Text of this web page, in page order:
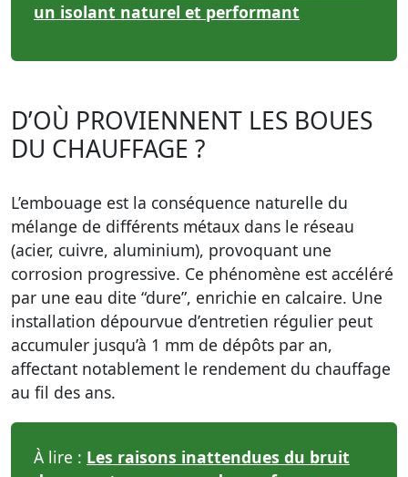
un isolant naturel et performant
D’OÙ PROVIENNENT LES BOUES
DU CHAUFFAGE ?
L’embouage est la conséquence naturelle du
mélange de différents métaux dans le réseau
(acier, cuivre, aluminium), provoquant une
corrosion progressive. Ce phénomène est accéléré
par une eau dite “dure”, enrichie en calcaire. Une
installation dépourvue d’entretien régulier peut
accumuler jusqu’à 1 mm de dépôts par an,
affectant notablement le rendement du chauffage
au fil des ans.
À lire : Les raisons inattendues du bruit